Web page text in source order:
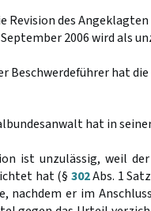
Revision des
2006 wird als
Beschwerdeführer hat
hat in
ist unzulässig, weil
hat (§ 302Abs. 1
nachdem er im